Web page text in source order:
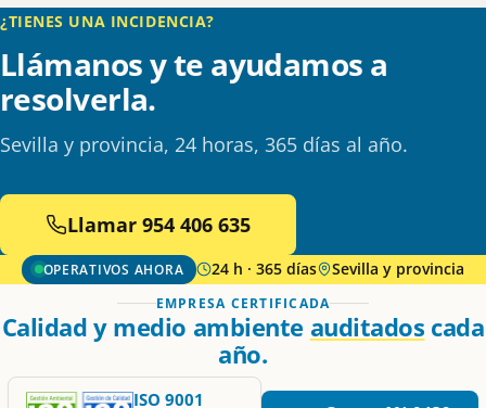
¿TIENES UNA INCIDENCIA?
Llámanos y te ayudamos a
resolverla.
Sevilla y provincia, 24 horas, 365 días al año.
Llamar 954 406 635
OPERATIVOS AHORA 24 h · 365 días Sevilla y provincia
EMPRESA CERTIFICADA
Calidad y medio ambiente auditados cada
año.
ISO 9001